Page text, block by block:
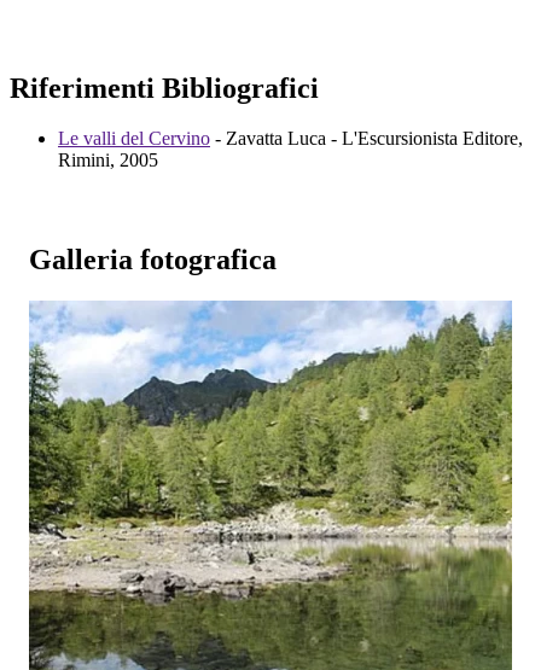
Riferimenti Bibliografici
Le valli del Cervino - Zavatta Luca - L'Escursionista Editore,
Rimini, 2005
Galleria fotografica